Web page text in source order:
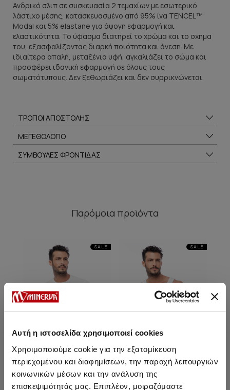
Αυτή η ιστοσελίδα χρησιμοποιεί cookies
Χρησιμοποιούμε cookie για την εξατομίκευση
περιεχομένου και διαφημίσεων, την παροχή λειτουργιών
κοινωνικών μέσων και την ανάλυση της
επισκεψιμότητάς μας. Επιπλέον, μοιραζόμαστε
Ανδρικό σλιπ σε συσκευασία 2 τεμαχίων με εσωτερικό
λάστιχο μέσης, κατασκευασμένο από 95% ίνα TENCEL™
Modal και 5% elastane για άψογη εφαρμογή και
ελαστικότητα. Το ύφασμα διατηρεί το χρώμα και το σχήμα
του, εξασφαλίζοντας διαρκή ποιότητα και άνεση. Με
ιδιαίτερα απαλή, μεταξένια υφή, αγκαλιάζει το σώμα και
προσφέρει ιδανική εφαρμογή σε όλους τους
σωματότυπους. Δεν ξεθωριάζει και δεν συρρικνώνεται.
ΤΡΟΠΟΙ ΑΠΟΣΤΟΛΗΣ
ΜΕΓΕΘΟΛΟΓΙΟ
ΣΥΜΒΟΥΛΕΣ ΦΡΟΝΤΙΔΑΣ
Παρόμοια προϊόντα
SALE
Mengear TENCEL™ Modal
SALE
Mengear TENCEL™ Modal